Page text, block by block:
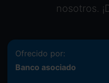
nosotros.
Ofrecido por:
Banco asociado